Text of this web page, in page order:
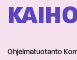
Ohjelmatuotanto